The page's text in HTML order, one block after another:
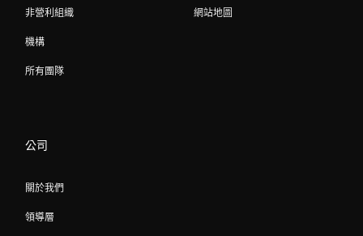
非營利組織
機構
所有團隊
網站地圖
公司
關於我們
領導層